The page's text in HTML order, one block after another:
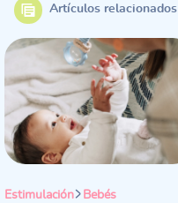
Artículos relacionados
Estimulación Bebés